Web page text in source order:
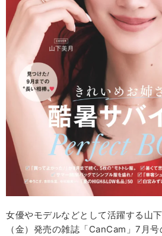
女優やモデルなどとして活躍する山
（金）発売の雑誌「CanCam」7月号